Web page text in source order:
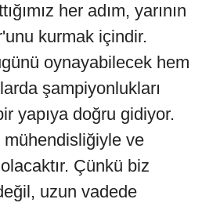
her adım, yarının
kurmak içindir.
oynayabilecek hem
şampiyonlukları
yapıya doğru gidiyor.
mühendisliğiyle ve
Çünkü biz
uzun vadede